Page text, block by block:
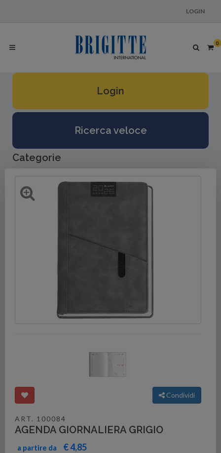
LOGIN
0
Login
Ricerca veloce
Categorie
Condividi
ART. 100084
AGENDA GIORNALIERA GRIGIO
a partire da € 4,85